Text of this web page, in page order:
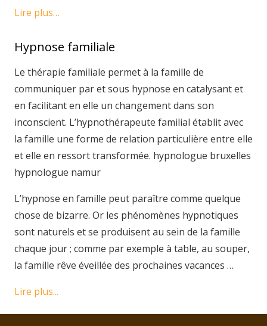
Lire plus…
Hypnose familiale
Le thérapie familiale permet à la famille de
communiquer par et sous hypnose en catalysant et
en facilitant en elle un changement dans son
inconscient. L’hypnothérapeute familial établit avec
la famille une forme de relation particulière entre elle
et elle en ressort transformée. hypnologue bruxelles
hypnologue namur
L’hypnose en famille peut paraître comme quelque
chose de bizarre. Or les phénomènes hypnotiques
sont naturels et se produisent au sein de la famille
chaque jour ; comme par exemple à table, au souper,
la famille rêve éveillée des prochaines vacances …
Lire plus...